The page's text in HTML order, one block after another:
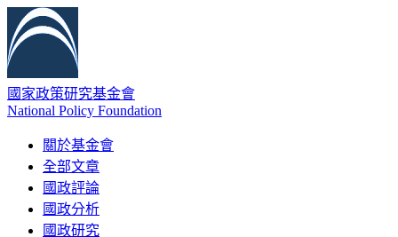
國家政策研究基金會
National Policy Foundation
關於基金會
全部文章
國政評論
國政分析
國政研究